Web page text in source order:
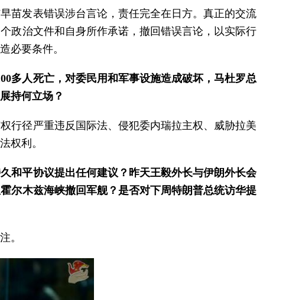
苗发表错误涉台言论，责任完全在日方。真正的交流
政治文件和自身所作承诺，撤回错误言论，以实际行
必要条件。
多人死亡，对委民用和军事设施造成破坏，马杜罗总
持何立场？
行径严重违反国际法、侵犯委内瑞拉主权、威胁拉美
权利。
和平协议提出任何建议？昨天王毅外长与伊朗外长会
尔木兹海峡撤回军舰？是否对下周特朗普总统访华提
。